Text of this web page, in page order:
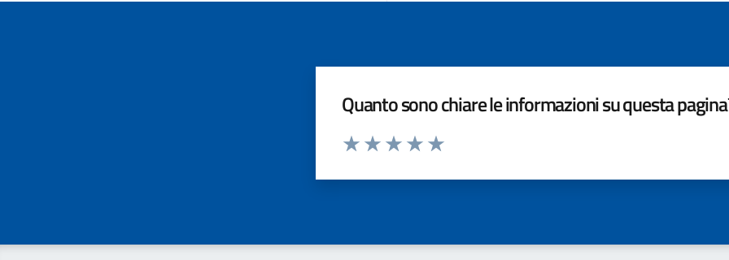
Quanto sono chiare le informazioni su questa
Valuta da 1 a 5 stelle la pagina